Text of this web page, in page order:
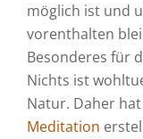
möglich ist und
vorenthalten
Besonderes für
Nichts ist
Natur. Daher
Meditation